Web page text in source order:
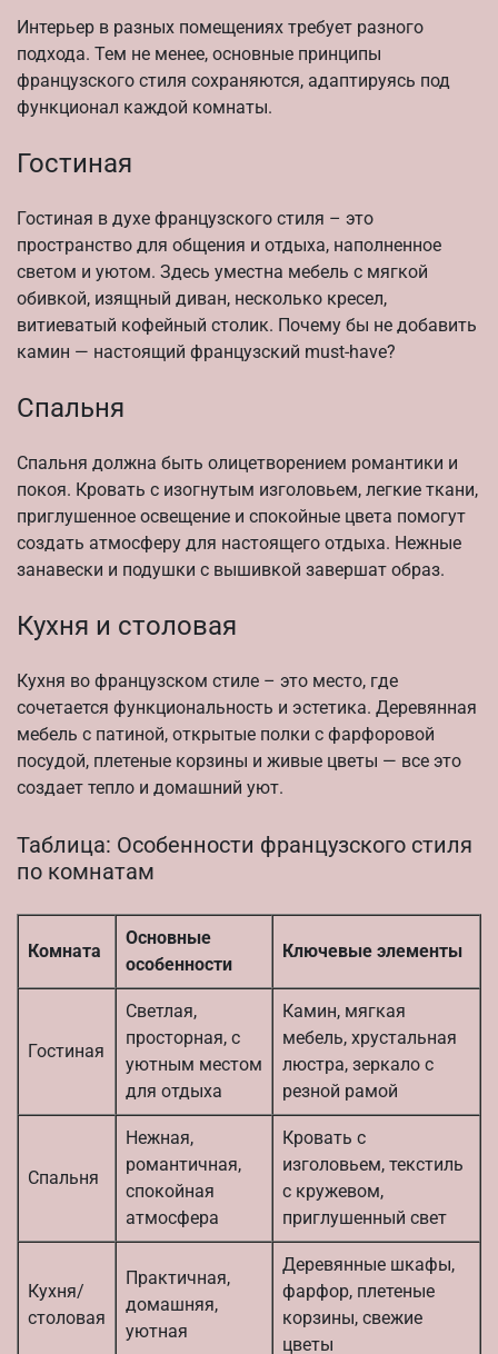
Интерьер в разных помещениях требует разного
подхода. Тем не менее, основные принципы
французского стиля сохраняются, адаптируясь под
функционал каждой комнаты.
Гостиная
Гостиная в духе французского стиля – это
пространство для общения и отдыха, наполненное
светом и уютом. Здесь уместна мебель с мягкой
обивкой, изящный диван, несколько кресел,
витиеватый кофейный столик. Почему бы не добавить
камин — настоящий французский must-have?
Спальня
Спальня должна быть олицетворением романтики и
покоя. Кровать с изогнутым изголовьем, легкие ткани,
приглушенное освещение и спокойные цвета помогут
создать атмосферу для настоящего отдыха. Нежные
занавески и подушки с вышивкой завершат образ.
Кухня и столовая
Кухня во французском стиле – это место, где
сочетается функциональность и эстетика. Деревянная
мебель с патиной, открытые полки с фарфоровой
посудой, плетеные корзины и живые цветы — все это
создает тепло и домашний уют.
Таблица: Особенности французского стиля
по комнатам
Комната
Основные
особенности
Ключевые элементы
Гостиная
Светлая,
просторная, с
уютным местом
для отдыха
Камин, мягкая
мебель, хрустальная
люстра, зеркало с
резной рамой
Спальня
Нежная,
романтичная,
спокойная
атмосфера
Кровать с
изголовьем, текстиль
с кружевом,
приглушенный свет
Кухня/
столовая
Практичная,
домашняя,
уютная
Деревянные шкафы,
фарфор, плетеные
корзины, свежие
цветы